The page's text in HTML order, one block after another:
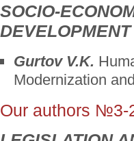
SOCIO-
DEVELOPMENT
Gurtov V.K.
Modernization
Our authors №3-